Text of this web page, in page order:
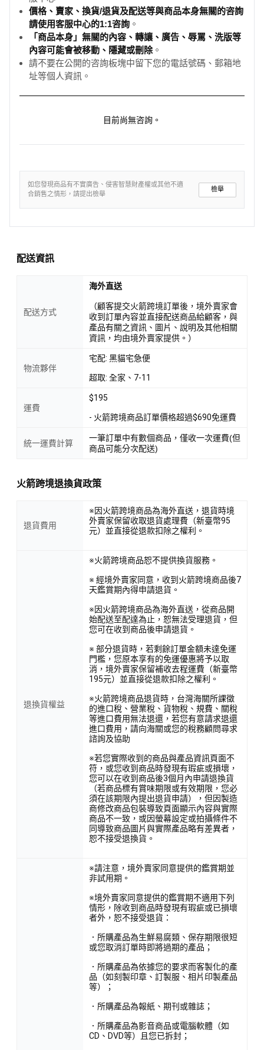
價格、賣家、換貨/退貨及配送等與商品本身無關的咨詢
請使用客服中心的1:1咨詢 。
「商品本身」無關的內容、轉讓、廣告、辱罵、洗版等
內容可能會被移動、隱藏或刪除。
請不要在公開的咨詢板塊中留下您的電話號碼、郵箱地
址等個人資訊。
目前尚無咨詢。
如您發現商品有不實廣告、侵害智慧財產權或其他不適
合銷售之情形，請提出檢舉
檢舉
配送資訊
配送方式
海外直送
（顧客提交火箭跨境訂單後，境外賣家會
收到訂單內容並直接配送商品給顧客，與
產品有關之資訊、圖片、說明及其他相關
資訊，均由境外賣家提供。）
物流夥伴
宅配: 黑貓宅急便
超取: 全家、7-11
運費
$195
- 火箭跨境商品訂單價格超過$690免運費
統一運費計算
一筆訂單中有數個商品，僅收一次運費(但
商品可能分次配送)
火箭跨境退換貨政策
退貨費用
※因火箭跨境商品為海外直送，退貨時境
外賣家保留收取退貨處理費（新臺幣95
元）並直接從退款扣除之權利。
退換貨權益
※火箭跨境商品恕不提供換貨服務。
※ 經境外賣家同意，收到火箭跨境商品後7
天鑑賞期內得申請退貨。
※因火箭跨境商品為海外直送，從商品開
始配送至配達為止，恕無法受理退貨，但
您可在收到商品後申請退貨。
※ 部分退貨時，若剩餘訂單金額未達免運
門檻，您原本享有的免運優惠將予以取
消，境外賣家保留補收去程運費（新臺幣
195元）並直接從退款扣除之權利。
※火箭跨境商品退貨時，台灣海關所課徵
的進口稅、營業稅、貨物稅、規費、關稅
等進口費用無法退還，若您有意請求退還
進口費用，請向海關或您的稅務顧問尋求
諮詢及協助
※若您實際收到的商品與產品資訊頁面不
符，或您收到商品時發現有瑕疵或損壞，
您可以在收到商品後3個月內申請退換貨
（若商品標有賞味期限或有效期限，您必
須在該期限內提出退貨申請），但因製造
商修改商品包裝導致頁面顯示內容與實際
商品不一致，或因螢幕設定或拍攝條件不
同導致商品圖片與實際產品略有差異者，
恕不接受退換貨。
※請注意，境外賣家同意提供的鑑賞期並
非試用期。
※境外賣家同意提供的鑑賞期不適用下列
情形，除收到商品時發現有瑕疵或已損壞
者外，恕不接受退貨：
．所購產品為生鮮易腐類、保存期限很短
或您取消訂單時即將過期的產品；
．所購產品為依據您的要求而客製化的產
品（如刻製印章、訂製服、相片印製產品
等）；
．所購產品為報紙、期刊或雜誌；
．所購產品為影音商品或電腦軟體（如
CD、DVD等）且您已拆封；